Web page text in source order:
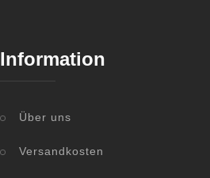
Information
Über uns
Versandkosten